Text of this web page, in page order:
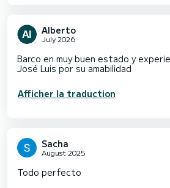
Alberto
July 2026
Barco en muy buen estado y
José Luis por su amabilidad
Afficher la traduction
Sacha
August 2025
Todo perfecto